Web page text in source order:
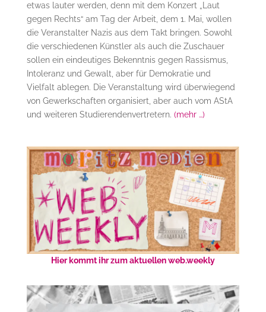
etwas lauter werden, denn mit dem Konzert „Laut
gegen Rechts“ am Tag der Arbeit, dem 1. Mai, wollen
die Veranstalter Nazis aus dem Takt bringen. Sowohl
die verschiedenen Künstler als auch die Zuschauer
sollen ein eindeutiges Bekenntnis gegen Rassismus,
Intoleranz und Gewalt, aber für Demokratie und
Vielfalt ablegen. Die Veranstaltung wird überwiegend
von Gewerkschaften organisiert, aber auch vom AStA
und weiteren Studierendenvertretern. (mehr …)
Hier kommt ihr zum aktuellen web.weekly